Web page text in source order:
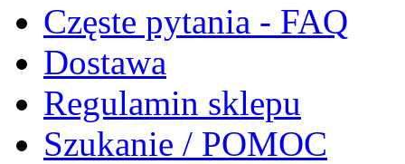
Częste pytania - FAQ
Dostawa
Regulamin sklepu
Szukanie / POMOC